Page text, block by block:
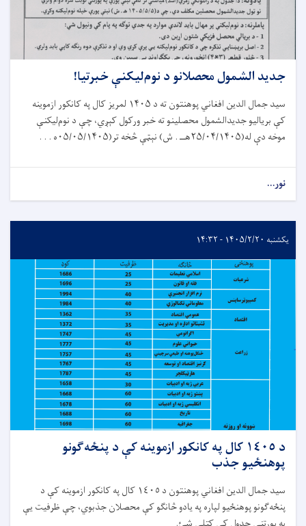
جدید الشمول محصلانو د نوم‌لیکنې خبرتیا!
سيد جمال الدين افغاني پوهنتون ته د ۱۴۰۵
لمریز کال په کانکور ازموينه
کې بريالیو جدیدالشمول محصلينو ته خبر ورکول کېږي،چې د نوملیکنې
موخه دېله( ۲۵/۰۴/۱۴۰۵ هــ . ش)نېټې څخه تر(۰۵ /۰۵/۱۴۰۵ ه . . .
نور...
یکشنبه ۱۴۰۵/۲/۲۰ - ۱۴:۳۲
د ١٤٠٥ کال په کانکور ازموينه کې د پنځه‌گونو
پوهنځيو جذب
سيد جمال الدين افغاني پوهنتون د ١٤٠٥ کال په کانکور ازموينه کې د
پنځه‌گونو پوهنځيو لپاره په یادو څانگو کې محصلان جذبوي، چې ظرفيت يې